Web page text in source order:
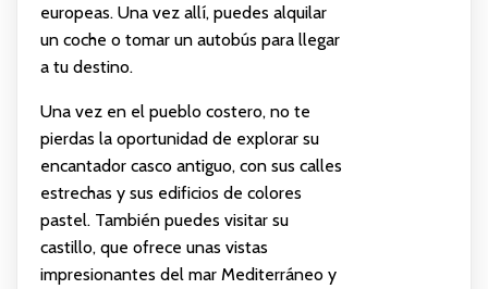
europeas. Una vez allí, puedes alquilar
un coche o tomar un autobús para llegar
a tu destino.
Una vez en el pueblo costero, no te
pierdas la oportunidad de explorar su
encantador casco antiguo, con sus calles
estrechas y sus edificios de colores
pastel. También puedes visitar su
castillo, que ofrece unas vistas
impresionantes del mar Mediterráneo y